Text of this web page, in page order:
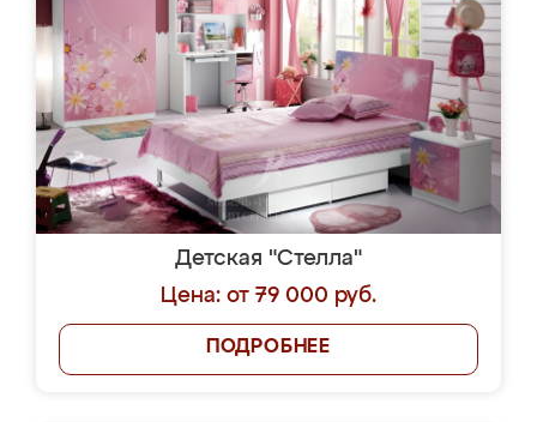
Детская "Стелла"
Цена: от 79 000 руб.
ПОДРОБНЕЕ